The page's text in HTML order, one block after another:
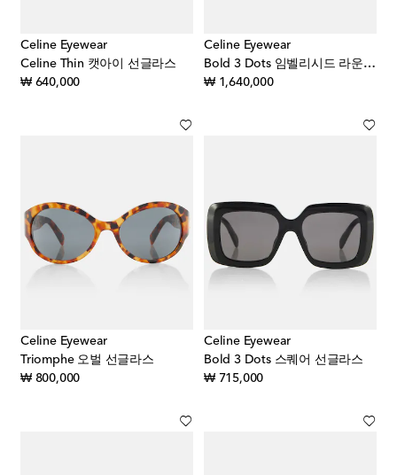
Celine Eyewear
Celine Thin 캣아이 선글라스
₩ 640,000original price
Celine Eyewear
Bold 3 Dots 임벨리시드 라운드 선글라스
₩ 1,640,000original price
Celine Eyewear
Triomphe 오벌 선글라스
₩ 800,000original price
Celine Eyewear
Bold 3 Dots 스퀘어 선글라스
₩ 715,000original price